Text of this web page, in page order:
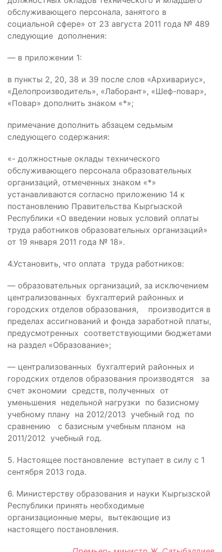
обслуживающего персонала, занятого в
социальной сфере» от 23 августа 2011 года № 489
следующие дополнения:
— в приложении 1:
в пункты 2, 20, 38 и 39 после слов «Архивариус»,
«Делопроизводитель», «Лаборант», «Шеф-повар»,
«Повар» дополнить знаком «*»;
примечание дополнить абзацем седьмым
следующего содержания:
«- должностные оклады технического
обслуживающего персонала образовательных
организаций, отмеченных знаком «*»
устанавливаются согласно приложению 14 к
постановлению Правительства Кыргызской
Республики «О введении новых условий оплаты
труда работников образовательных организаций»
от 19 января 2011 года № 18».
4.Установить, что оплата труда работников:
— образовательных организаций, за исключением
централизованных бухгалтерий районных и
городских отделов образования, производится в
пределах ассигнований и фонда заработной платы,
предусмотренных соответствующими бюджетами
на раздел «Образование»;
— централизованных бухгалтерий районных и
городских отделов образования производятся за
счет экономии средств, полученных от
уменьшения недельной нагрузки по базисному
учебному плану на 2012/2013 учебный год по
сравнению с базисным учебным планом на
2011/2012 учебный год.
5. Настоящее постановление вступает в силу с 1
сентября 2013 года.
6. Министерству образования и науки Кыргызской
Республики принять необходимые
организационные меры, вытекающие из
настоящего постановления.